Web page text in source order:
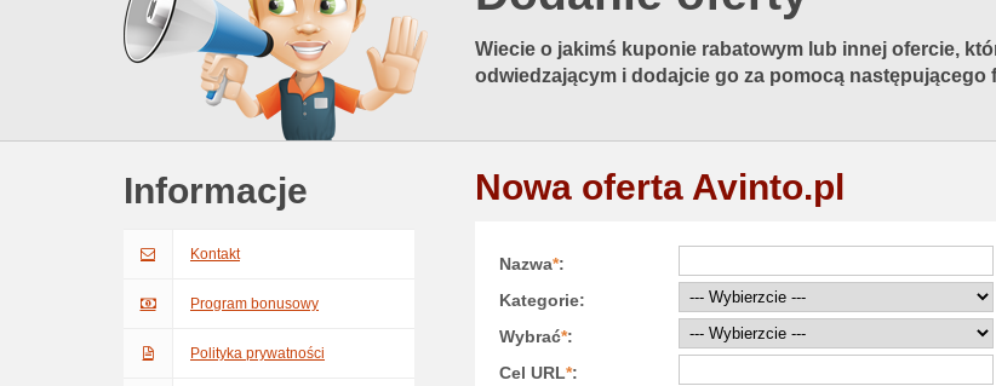
Wiecie o jakimś kuponie rabatowym lub innej ofercie,
odwiedzającym i dodajcie go za pomocą następującego
Informacje
Kontakt
Program bonusowy
Polityka prywatności
Nowa oferta Avinto.pl
Nazwa*:
Kategorie:
Wybrać*:
Cel URL*: